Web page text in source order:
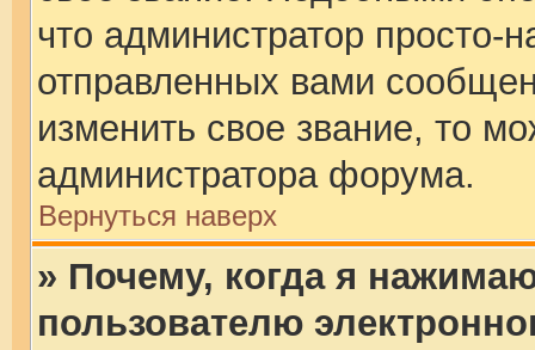
что администратор просто-
отправленных вами
изменить свое звание, то
администратора форума.
Вернуться наверх
» Почему, когда я
пользователю